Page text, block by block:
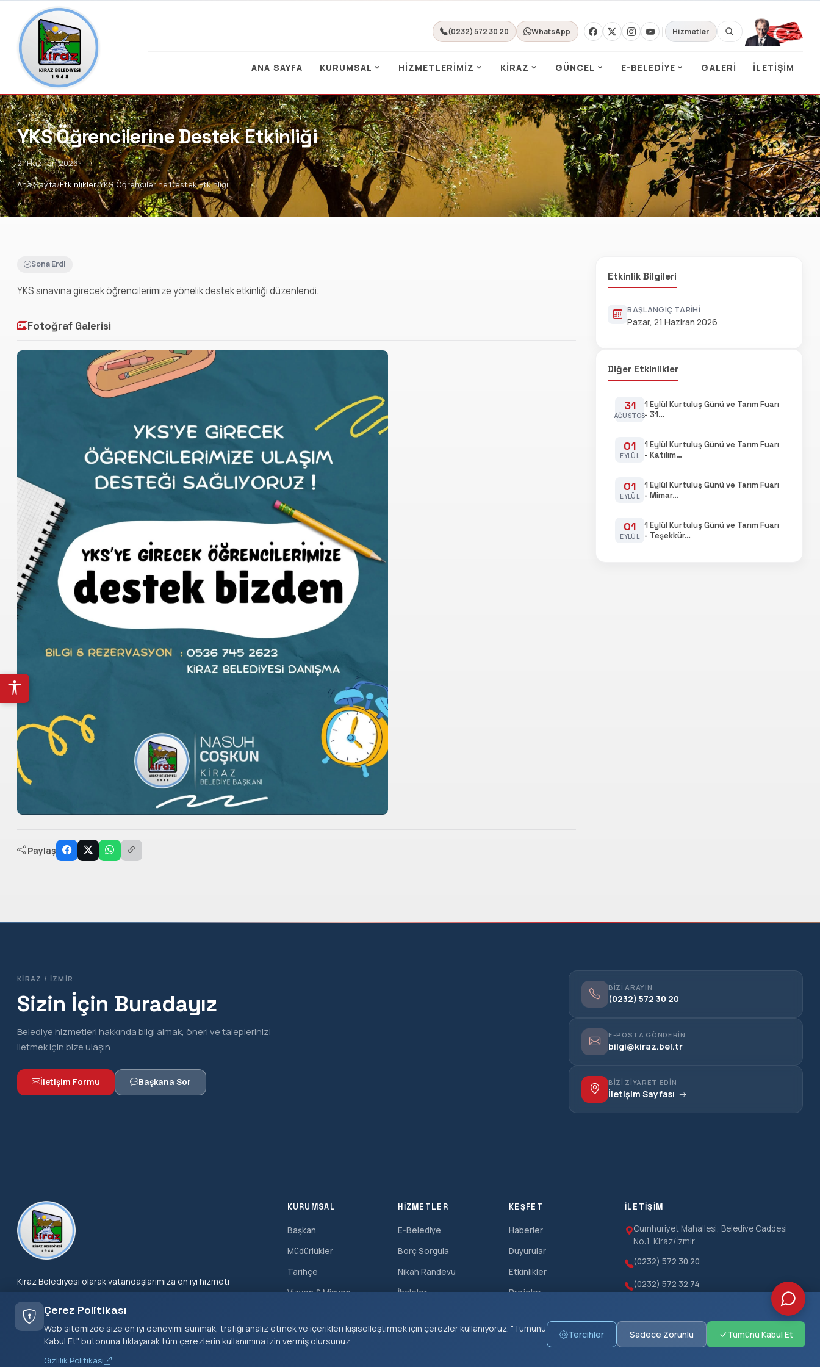
Çerez Politikası
Web sitemizde size en iyi deneyimi sunmak, trafiği analiz etmek ve içerikleri kişiselleştirmek için çerezler kullanıyoruz. "Tümünü
Kabul Et" butonuna tıklayarak tüm çerezlerin kullanımına izin vermiş olursunuz.
Gizlilik Politikası
Tercihler Sadece Zorunlu Tümünü Kabul Et
(0232) 572 30 20 WhatsApp Hizmetler
ANA SAYFA KURUMSAL HIZMETLERIMIZ KIRAZ GÜNCEL E-BELEDIYE GALERI İLETIŞIM
YKS Öğrencilerine Destek Etkinliği
21 Haziran 2026
Ana Sayfa Etkinlikler YKS Öğrencilerine Destek Etkinliği…
Sona Erdi
YKS sınavına girecek öğrencilerimize yönelik destek etkinliği düzenlendi.
Fotoğraf Galerisi
Paylaş
Etkinlik Bilgileri
BAŞLANGIÇ TARIHI
Pazar, 21 Haziran 2026
Diğer Etkinlikler
31
AĞUSTOS
1 Eylül Kurtuluş Günü ve Tarım Fuarı
- 31…
01
EYLÜL
1 Eylül Kurtuluş Günü ve Tarım Fuarı
- Katılım…
01
EYLÜL
1 Eylül Kurtuluş Günü ve Tarım Fuarı
- Mimar…
01
EYLÜL
1 Eylül Kurtuluş Günü ve Tarım Fuarı
- Teşekkür…
KIRAZ / İZMIR
Sizin İçin Buradayız
Belediye hizmetleri hakkında bilgi almak, öneri ve taleplerinizi
iletmek için bize ulaşın.
İletişim Formu Başkana Sor
BIZI ARAYIN
(0232) 572 30 20
E-POSTA GÖNDERIN
bilgi@kiraz.bel.tr
BIZI ZIYARET EDIN
İletişim Sayfası
Kiraz Belediyesi olarak vatandaşlarımıza en iyi hizmeti
KURUMSAL
Başkan
Müdürlükler
Tarihçe
Vizyon & Misyon
HIZMETLER
E-Belediye
Borç Sorgula
Nikah Randevu
İhaleler
KEŞFET
Haberler
Duyurular
Etkinlikler
Projeler
İLETIŞIM
Cumhuriyet Mahallesi, Belediye Caddesi
No:1, Kiraz/İzmir
(0232) 572 30 20
(0232) 572 32 74
bilgi@kiraz.bel.tr